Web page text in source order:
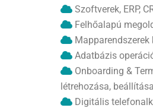
Szoftverek, ERP,
Felhőalapú
Adatbázis
Onboarding &
létrehozása,
Digitális